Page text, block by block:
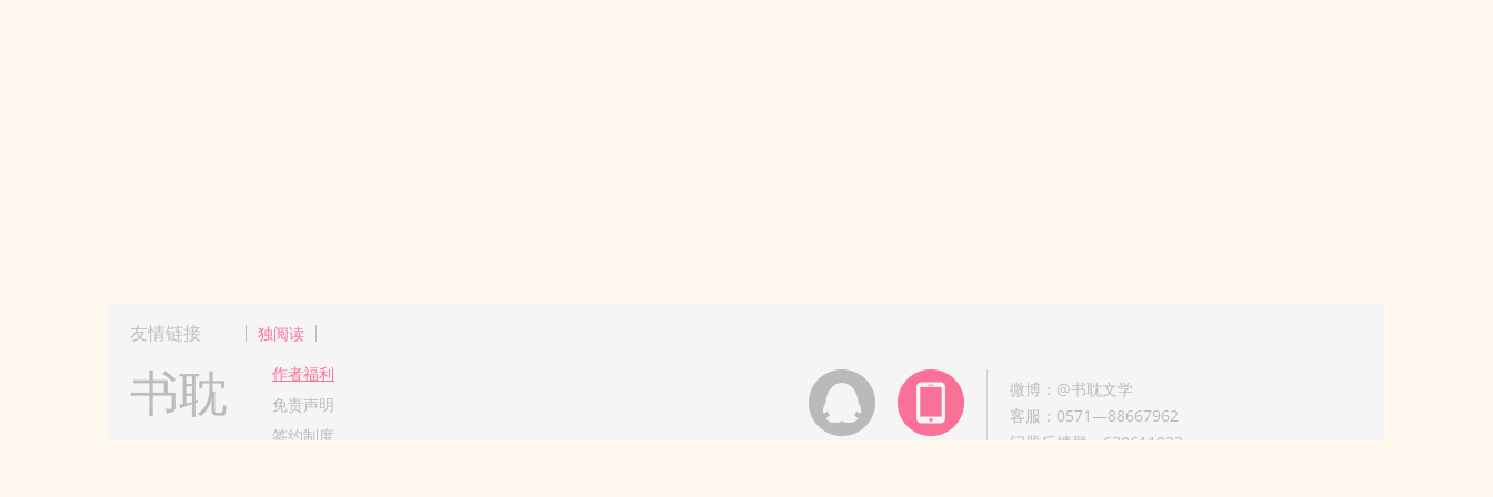
友情链接 独阅读
书耽
作者福利
免责声明
签约制度
微博：@书耽文学
客服：0571—88667962
问题反馈群：630611933